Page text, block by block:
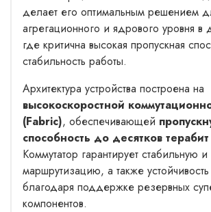
делает его оптимальным решением
агрегационного и ядрового уровня в
где критична высокая пропускная
стабильность работы.
Архитектура устройства построена на
высокоскоростной
(Fabric), обеспечивающей
способность до десятков
Коммутатор гарантирует стабильную
маршрутизацию, а также
благодаря поддержке резервных
компонентов.